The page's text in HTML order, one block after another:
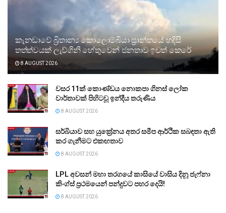
කැනඩාවේ බ්‍රිතාන්‍ය කොලොම්බියා ප්‍රාන්තයේ හදිසි
තත්ත්වයක් ලැව්ගිනි හේතුවෙන් ජනතාව ඉවත් කෙරේ
8 AUGUST 2026
වසර 11ක් කොණ්ඩය නොකපා ගිනස් ලෝක
වාර්තාවක් පිහිටවූ ඉන්දීය තරුණිය
8 AUGUST 2026
සර්බියාව සහ යුක්‍රේනය අතර සමීප ආර්ථික සබඳතා ඇති
කර ගැනීමට එකඟතාව
8 AUGUST 2026
LPL අවසන් මහා තරගයේ කාසියේ වාසිය දිනූ ජැෆ්නා
කිංග්ස් ප්‍රථමයෙන් පන්දුවට පහර දෙයි!
8 AUGUST 2026